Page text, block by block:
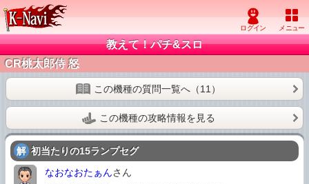
教えて！パチ&スロ
CR桃太郎侍 怒
この機種の質問一覧へ（11）
この機種の攻略情報を見る
解 初当たりの15ランプセグ
なおなおたぁんさん